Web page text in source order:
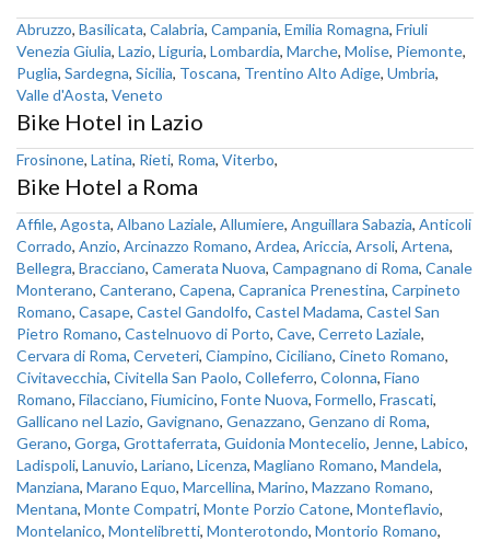
Abruzzo, Basilicata, Calabria, Campania, Emilia Romagna, Friuli
Venezia Giulia, Lazio, Liguria, Lombardia, Marche, Molise, Piemonte,
Puglia, Sardegna, Sicilia, Toscana, Trentino Alto Adige, Umbria,
Valle d'Aosta, Veneto
Bike Hotel in Lazio
Frosinone, Latina, Rieti, Roma, Viterbo,
Bike Hotel a Roma
Affile, Agosta, Albano Laziale, Allumiere, Anguillara Sabazia, Anticoli
Corrado, Anzio, Arcinazzo Romano, Ardea, Ariccia, Arsoli, Artena,
Bellegra, Bracciano, Camerata Nuova, Campagnano di Roma, Canale
Monterano, Canterano, Capena, Capranica Prenestina, Carpineto
Romano, Casape, Castel Gandolfo, Castel Madama, Castel San
Pietro Romano, Castelnuovo di Porto, Cave, Cerreto Laziale,
Cervara di Roma, Cerveteri, Ciampino, Ciciliano, Cineto Romano,
Civitavecchia, Civitella San Paolo, Colleferro, Colonna, Fiano
Romano, Filacciano, Fiumicino, Fonte Nuova, Formello, Frascati,
Gallicano nel Lazio, Gavignano, Genazzano, Genzano di Roma,
Gerano, Gorga, Grottaferrata, Guidonia Montecelio, Jenne, Labico,
Ladispoli, Lanuvio, Lariano, Licenza, Magliano Romano, Mandela,
Manziana, Marano Equo, Marcellina, Marino, Mazzano Romano,
Mentana, Monte Compatri, Monte Porzio Catone, Monteflavio,
Montelanico, Montelibretti, Monterotondo, Montorio Romano,